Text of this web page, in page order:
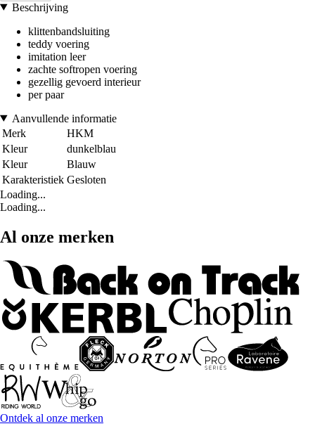
Beschrijving
klittenbandsluiting
teddy voering
imitation leer
zachte softropen voering
gezellig gevoerd interieur
per paar
Aanvullende informatie
Merk
HKM
Kleur
dunkelblau
Kleur
Blauw
Karakteristiek Gesloten
Loading...
Loading...
Al onze merken
Ontdek al onze merken